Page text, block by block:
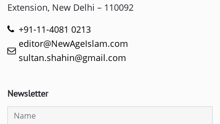
Extension, New Delhi – 110092
+91-11-4081 0213
editor@NewAgeIslam.com
sultan.shahin@gmail.com
Newsletter